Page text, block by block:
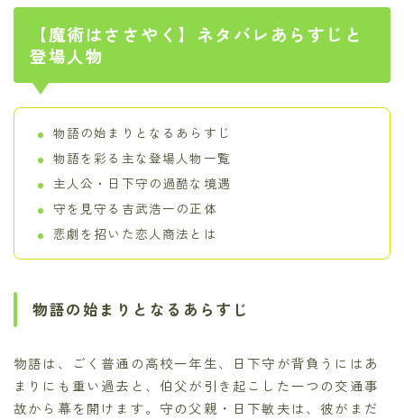
【魔術はささやく】ネタバレあらすじと
登場人物
物語の始まりとなるあらすじ
物語を彩る主な登場人物一覧
主人公・日下守の過酷な境遇
守を見守る吉武浩一の正体
悲劇を招いた恋人商法とは
物語の始まりとなるあらすじ
物語は、ごく普通の高校一年生、日下守が背負うにはあ
まりにも重い過去と、伯父が引き起こした一つの交通事
故から幕を開けます。守の父親・日下敏夫は、彼がまだ